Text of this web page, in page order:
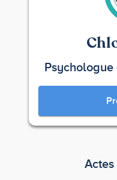
Actes